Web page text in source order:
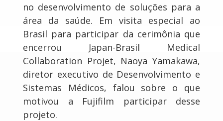
no desenvolvimento de soluções para a
área da saúde. Em visita especial ao
Brasil para participar da cerimônia que
encerrou Japan-Brasil Medical
Collaboration Projet, Naoya Yamakawa,
diretor executivo de Desenvolvimento e
Sistemas Médicos, falou sobre o que
motivou a Fujifilm participar desse
projeto.